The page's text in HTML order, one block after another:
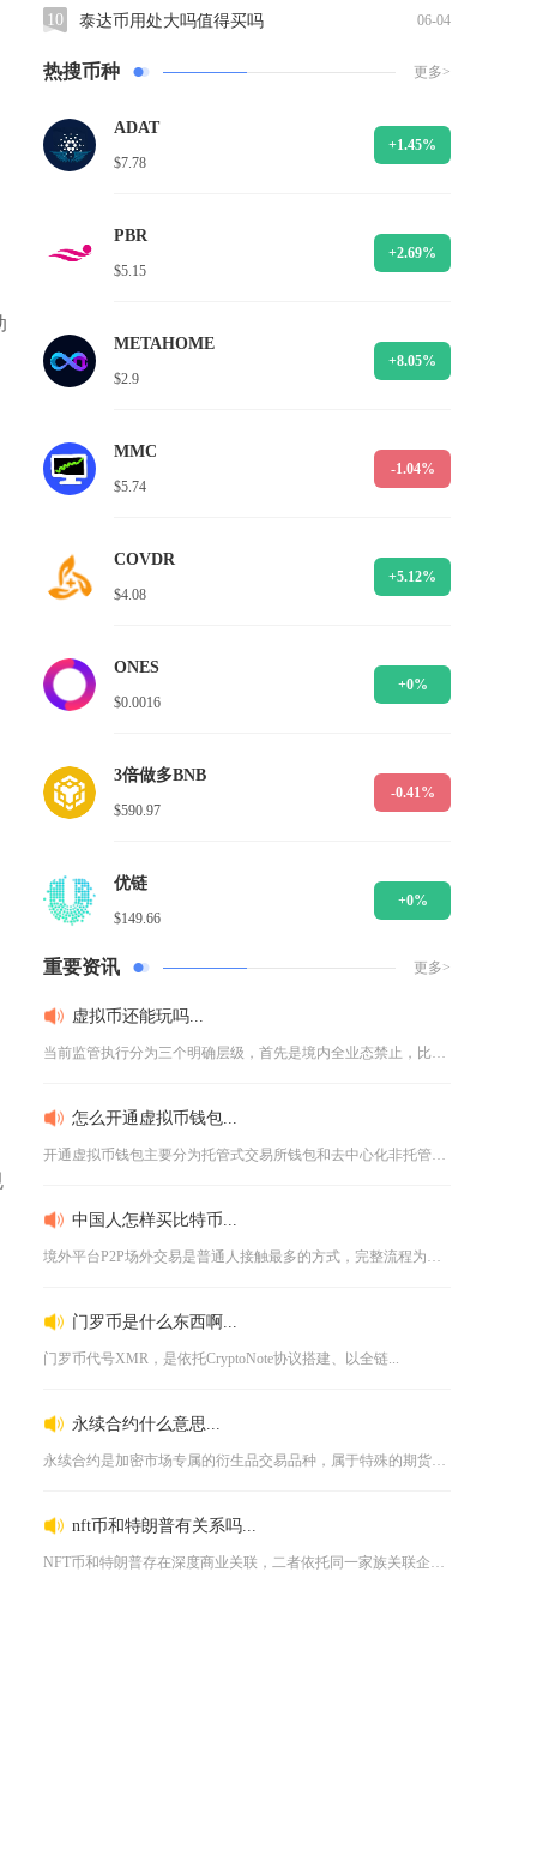
10 泰达币用处大吗值得买吗 06-04
热搜币种 更多>
ADAT
$7.78
+1.45%
PBR
$5.15
+2.69%
METAHOME
$2.9
+8.05%
MMC
$5.74
-1.04%
COVDR
$4.08
+5.12%
ONES
$0.0016
+0%
3倍做多BNB
$590.97
-0.41%
优链
$149.66
+0%
重要资讯 更多>
虚拟币还能玩吗...
当前监管执行分为三个明确层级，首先是境内全业态禁止，比特币、...
怎么开通虚拟币钱包...
开通虚拟币钱包主要分为托管式交易所钱包和去中心化非托管钱包两...
中国人怎样买比特币...
境外平台P2P场外交易是普通人接触最多的方式，完整流程为先完...
门罗币是什么东西啊...
门罗币代号XMR，是依托CryptoNote协议搭建、以全链...
永续合约什么意思...
永续合约是加密市场专属的衍生品交易品种，属于特殊的期货产品，...
nft币和特朗普有关系吗...
NFT币和特朗普存在深度商业关联，二者依托同一家族关联企业打...